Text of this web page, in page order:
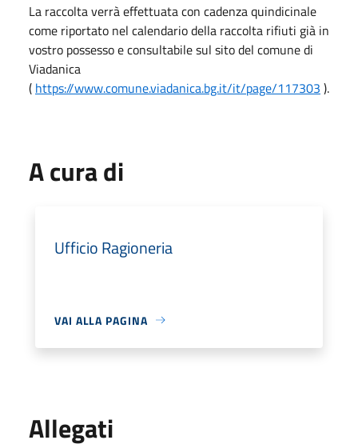
La raccolta verrà effettuata con cadenza quindicinale
come riportato nel calendario della raccolta rifiuti già in
vostro possesso e consultabile sul sito del comune di
Viadanica
( https://www.comune.viadanica.bg.it/it/page/117303 ).
A cura di
Ufficio Ragioneria
VAI ALLA PAGINA
Allegati